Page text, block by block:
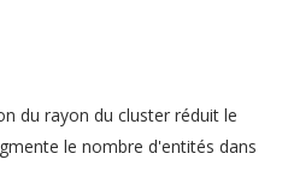
du rayon du cluster réduit le
le nombre d'entités dans